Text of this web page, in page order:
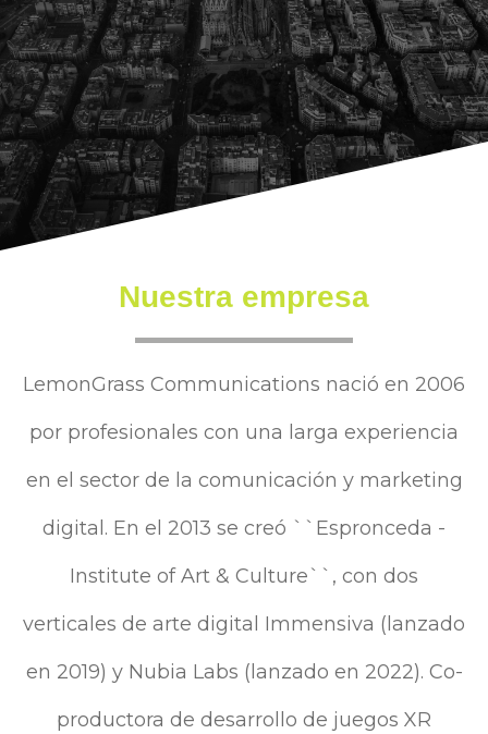
Nuestra empresa
LemonGrass Communications nació en 2006
por profesionales con una larga experiencia
en el sector de la comunicación y marketing
digital. En el 2013 se creó ``Espronceda -
Institute of Art & Culture``, con dos
verticales de arte digital Immensiva (lanzado
en 2019) y Nubia Labs (lanzado en 2022). Co-
productora de desarrollo de juegos XR